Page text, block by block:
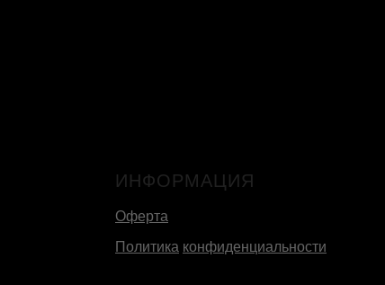
ИНФОРМАЦИЯ
Оферта
Политика конфиденциальности